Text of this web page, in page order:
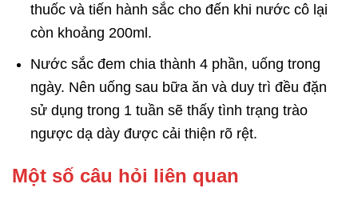
thuốc và tiến hành sắc cho đến khi nước cô lại
còn khoảng 200ml.
Nước sắc đem chia thành 4 phần, uống trong
ngày. Nên uống sau bữa ăn và duy trì đều đặn
sử dụng trong 1 tuần sẽ thấy tình trạng trào
ngược dạ dày được cải thiện rõ rệt.
Một số câu hỏi liên quan